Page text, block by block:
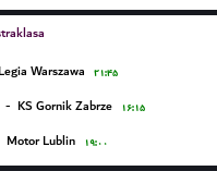
Legia Warszawa ۲۱:۴۵
- KS Gornik Zabrze ۱۶:۱۵
Motor Lublin ۱۹:۰۰